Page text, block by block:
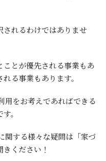
れるわけではありませ
とが優先される事業もあ
る事業もあります。
用をお考えであればできる
。
関する様々な疑問は「家づ
ください！